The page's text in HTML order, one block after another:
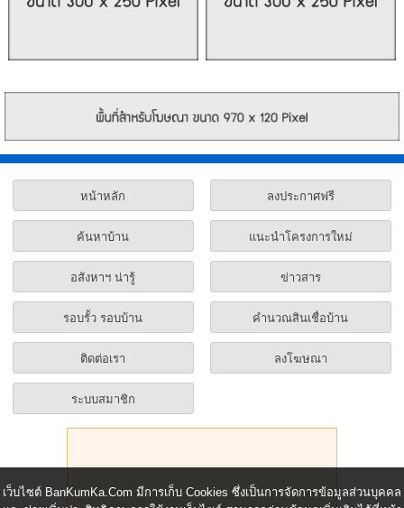
หน้าหลัก ลงประกาศฟรี
ค้นหาบ้าน แนะนำโครงการใหม่
อสังหาฯ น่ารู้ ข่าวสาร
รอบรั้ว รอบบ้าน คำนวณสินเชื่อบ้าน
ติดต่อเรา ลงโฆษณา
ระบบสมาชิก
เว็บไซต์ BanKumKa.Com มีการเก็บ Cookies ซึ่งเป็นการจัดการข้อมูลส่วนบุคคล